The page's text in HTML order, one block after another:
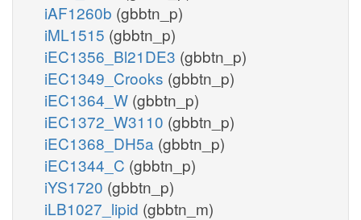
iAF1260b (gbbtn_p)
iML1515 (gbbtn_p)
iEC1356_Bl21DE3 (gbbtn_p)
iEC1349_Crooks (gbbtn_p)
iEC1364_W (gbbtn_p)
iEC1372_W3110 (gbbtn_p)
iEC1368_DH5a (gbbtn_p)
iEC1344_C (gbbtn_p)
iYS1720 (gbbtn_p)
iLB1027_lipid (gbbtn_m)